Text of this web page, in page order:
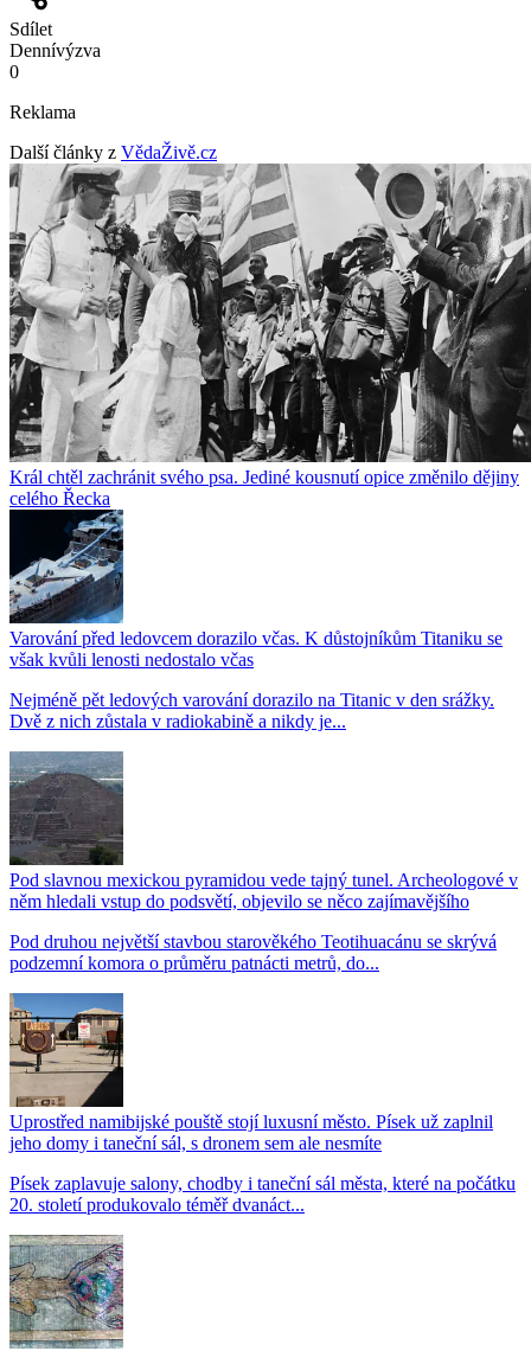
Sdílet
Dennívýzva
0
Reklama
Další články z VědaŽivě.cz
Král chtěl zachránit svého psa. Jediné kousnutí opice změnilo dějiny
celého Řecka
Varování před ledovcem dorazilo včas. K důstojníkům Titaniku se
však kvůli lenosti nedostalo včas
Nejméně pět ledových varování dorazilo na Titanic v den srážky.
Dvě z nich zůstala v radiokabině a nikdy je...
Pod slavnou mexickou pyramidou vede tajný tunel. Archeologové v
něm hledali vstup do podsvětí, objevilo se něco zajímavějšího
Pod druhou největší stavbou starověkého Teotihuacánu se skrývá
podzemní komora o průměru patnácti metrů, do...
Uprostřed namibijské pouště stojí luxusní město. Písek už zaplnil
jeho domy i taneční sál, s dronem sem ale nesmíte
Písek zaplavuje salony, chodby i taneční sál města, které na počátku
20. století produkovalo téměř dvanáct...